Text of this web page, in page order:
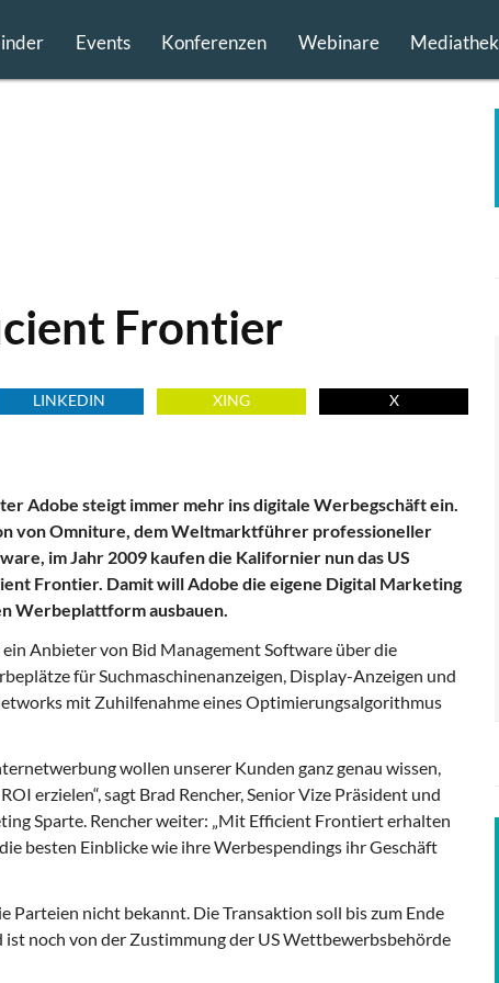
Events Konferenzen Webinare Mediathek
Frontier
LINKEDIN XING X
Adobe steigt immer mehr ins digitale Werbegschäft ein.
von Omniture, dem Weltmarktführer professioneller
im Jahr 2009 kaufen die Kalifornier nun das US
Frontier. Damit will Adobe die eigene Digital Marketing
Werbeplattform ausbauen.
Anbieter von Bid Management Software über die
für Suchmaschinenanzeigen, Display-Anzeigen und
mit Zuhilfenahme eines Optimierungsalgorithmus
wollen unserer Kunden ganz genau wissen,
erzielen“, sagt Brad Rencher, Senior Vize Präsident und
Sparte. Rencher weiter: „Mit Efficient Frontiert erhalten
besten Einblicke wie ihre Werbespendings ihr Geschäft
Parteien nicht bekannt. Die Transaktion soll bis zum Ende
noch von der Zustimmung der US Wettbewerbsbehörde